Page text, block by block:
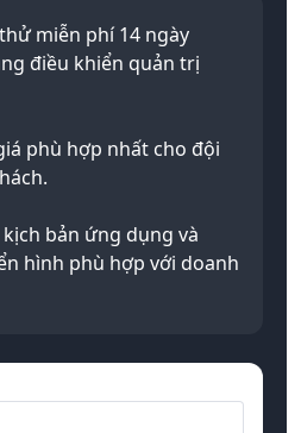
miễn phí 14 ngày
điều khiển quản trị
phù hợp nhất cho đội
bản ứng dụng và
hình phù hợp với doanh